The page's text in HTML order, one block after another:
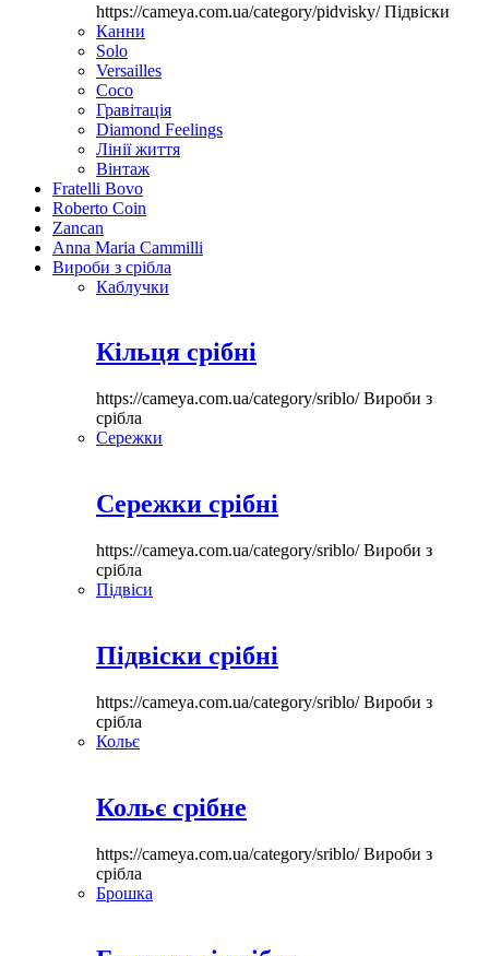
https://cameya.com.ua/category/pidvisky/Підвіски
Канни
Solo
Versailles
Coco
Гравітація
Diamond Feelings
Лінії життя
Вінтаж
Fratelli Bovo
Roberto Coin
Zancan
Anna Maria Cammilli
Вироби з срібла
Каблучки
Кільця срібні
https://cameya.com.ua/category/sriblo/Вироби з
срібла
Сережки
Сережки срібні
https://cameya.com.ua/category/sriblo/Вироби з
срібла
Підвіси
Підвіски срібні
https://cameya.com.ua/category/sriblo/Вироби з
срібла
Кольє
Кольє срібне
https://cameya.com.ua/category/sriblo/Вироби з
срібла
Брошка